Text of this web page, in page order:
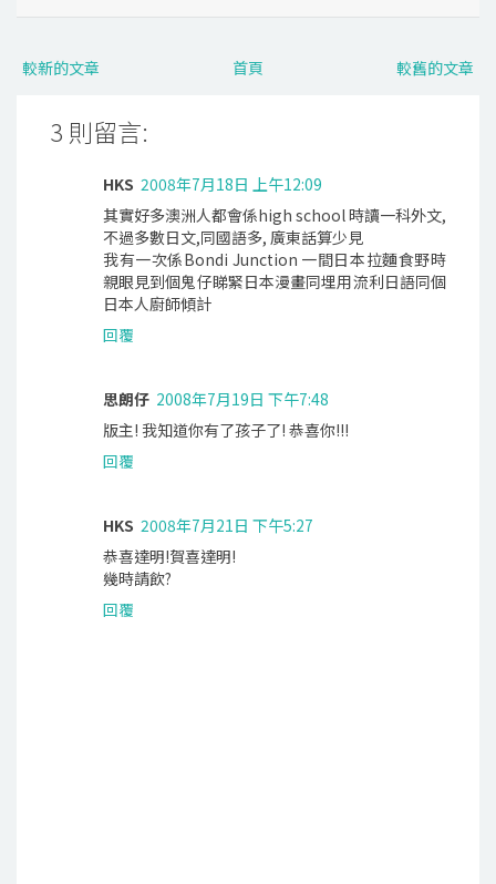
較新的文章 較舊的文章
首頁
3 則留言:
HKS 2008年7月18日 上午12:09
其實好多澳洲人都會係high school 時讀一科外文,
不過多數日文,同國語多, 廣東話算少見
我有一次係Bondi Junction 一間日本拉麵食野時
親眼見到個鬼仔睇緊日本漫畫同埋用流利日語同個
日本人廚師傾計
回覆
思朗仔 2008年7月19日 下午7:48
版主! 我知道你有了孩子了! 恭喜你!!!
回覆
HKS 2008年7月21日 下午5:27
恭喜達明!賀喜達明!
幾時請飲?
回覆